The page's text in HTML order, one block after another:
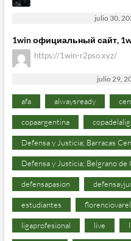
julio 30,
1win официальный сайт,
https://1win-r2pso.xyz/
julio 29,
afa alwaysready
copaargentina
Defensa y Justicia; Barracas
Defensa y Justicia; Belgrano
defensapasion
estudiantes
ligaprofesional live